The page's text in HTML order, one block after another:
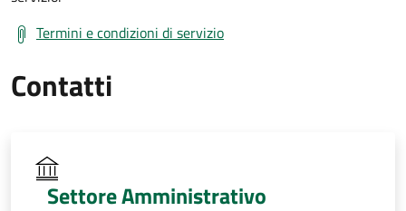
Termini e condizioni di servizio
Contatti
Settore Amministrativo